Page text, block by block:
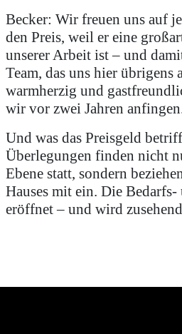
Becker: Wir freuen uns auf
den Preis, weil er eine
unserer Arbeit ist – und
Team, das uns hier übrigens
warmherzig und
wir vor zwei Jahren
Und was das Preisgeld
Überlegungen finden nicht
Ebene statt, sondern
Hauses mit ein. Die
eröffnet – und wird